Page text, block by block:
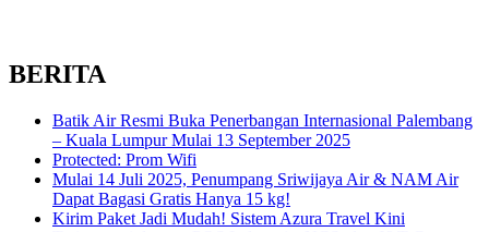
BERITA
Batik Air Resmi Buka Penerbangan Internasional Palembang
– Kuala Lumpur Mulai 13 September 2025
Protected: Prom Wifi
Mulai 14 Juli 2025, Penumpang Sriwijaya Air & NAM Air
Dapat Bagasi Gratis Hanya 15 kg!
Kirim Paket Jadi Mudah! Sistem Azura Travel Kini